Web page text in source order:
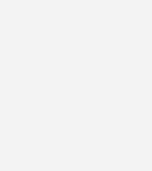
der Kunden wird, aufgrund